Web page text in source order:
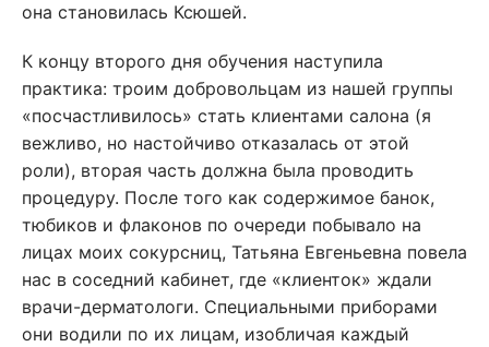
она становилась Ксюшей.
К концу второго дня обучения наступила
практика: троим добровольцам из нашей группы
«посчастливилось» стать клиентами салона (я
вежливо, но настойчиво отказалась от этой
роли), вторая часть должна была проводить
процедуру. После того как содержимое банок,
тюбиков и флаконов по очереди побывало на
лицах моих сокурсниц, Татьяна Евгеньевна повела
нас в соседний кабинет, где «клиенток» ждали
врачи-дерматологи. Специальными приборами
они водили по их лицам, изобличая каждый